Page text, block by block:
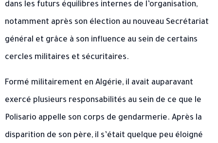
dans les futurs équilibres internes de l’organisation,
notamment après son élection au nouveau Secrétariat
général et grâce à son influence au sein de certains
cercles militaires et sécuritaires.
Formé militairement en Algérie, il avait auparavant
exercé plusieurs responsabilités au sein de ce que le
Polisario appelle son corps de gendarmerie. Après la
disparition de son père, il s’était quelque peu éloigné